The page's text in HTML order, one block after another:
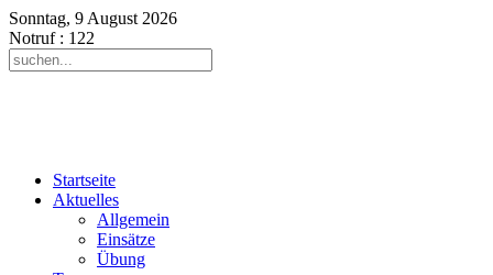
Sonntag, 9 August 2026
Notruf: 122
Startseite
Aktuelles
Allgemein
Einsätze
Übung